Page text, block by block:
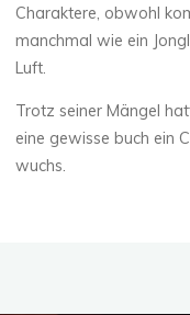
Charaktere, obwohl
manchmal wie ein
Luft.
Trotz seiner Mängel
eine gewisse buch ein
wuchs.